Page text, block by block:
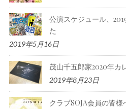
公演スケジュール、
た
2019年5月16日
茂山千五郎家2020年カ
2019年8月23日
クラブSOJA会員の皆様